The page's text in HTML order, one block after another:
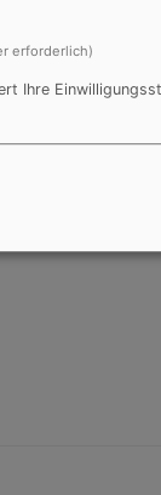
zu
erforderlich)
Ihre